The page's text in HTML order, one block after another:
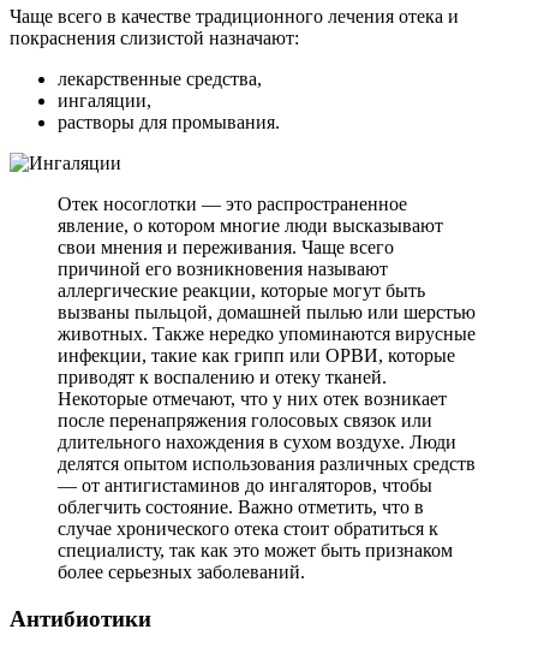
Чаще всего в качестве традиционного лечения отека и
покраснения слизистой назначают:
лекарственные средства,
ингаляции,
растворы для промывания.
Отек носоглотки — это распространенное
явление, о котором многие люди высказывают
свои мнения и переживания. Чаще всего
причиной его возникновения называют
аллергические реакции, которые могут быть
вызваны пыльцой, домашней пылью или шерстью
животных. Также нередко упоминаются вирусные
инфекции, такие как грипп или ОРВИ, которые
приводят к воспалению и отеку тканей.
Некоторые отмечают, что у них отек возникает
после перенапряжения голосовых связок или
длительного нахождения в сухом воздухе. Люди
делятся опытом использования различных средств
— от антигистаминов до ингаляторов, чтобы
облегчить состояние. Важно отметить, что в
случае хронического отека стоит обратиться к
специалисту, так как это может быть признаком
более серьезных заболеваний.
Антибиотики